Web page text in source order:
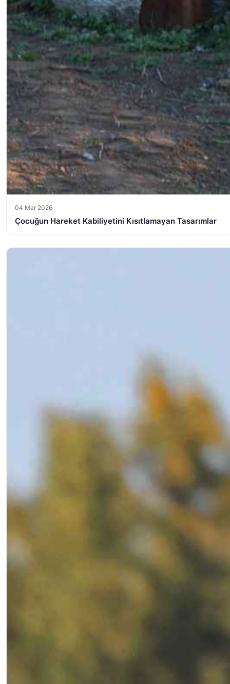
04 Mar 2026
Çocuğun Hareket Kabiliyetini Kısıtlamayan Tasarımlar